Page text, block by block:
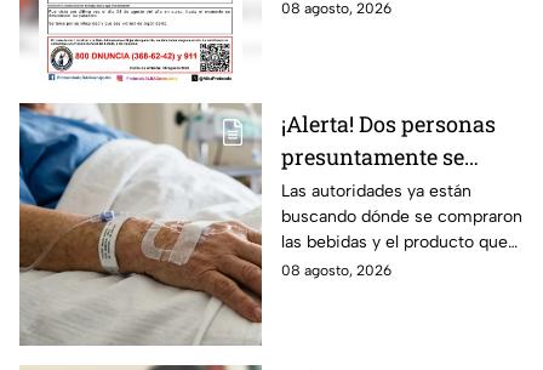
Guanajuato
fue vista por última vez el 4 de
08 agosto, 2026
¡Alerta! Dos personas
presuntamente se
encuentran delicadas
por ingerir bebidas
alcohólicas
adulteradas en Celaya:
Las autoridades ya están
buscando dónde se compraron
las bebidas y el producto que
causó la intoxicación.
08 agosto, 2026